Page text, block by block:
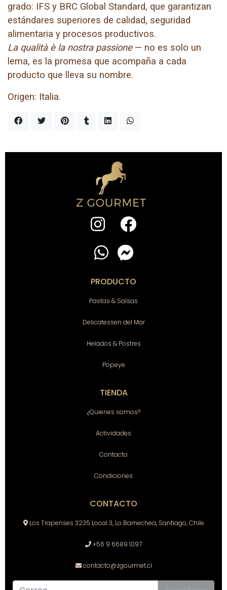
grado: IFS y BRC Global Standard, que garantizan
estándares superiores de calidad, seguridad
alimentaria y procesos productivos.
La qualità è la nostra passione— no es solo un
lema, es la promesa que acompaña a cada
producto que lleva su nombre.
Origen: Italia.
PRODUCTO
Pastas & Salsas
Delicatessen del Mar
Helados & Postres
Popeye
TIENDA
¿Quienes somos?
Actividades
Contacto
Condiciones
CONTACTO
Los Trapenses 3235 Local 3, Lo Barnechea, Santiago, Chile
+56 9 6689 1097
contacto@zgourmet.cl